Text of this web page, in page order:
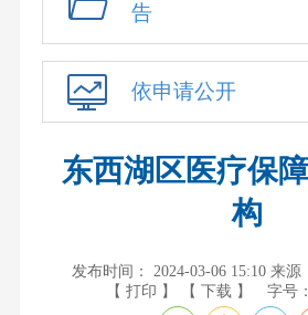
告
依申请公开
东西湖区医疗保
构
发布时间： 2024-03-06 15:10 来源
【 打印 】
【 下载 】 字号